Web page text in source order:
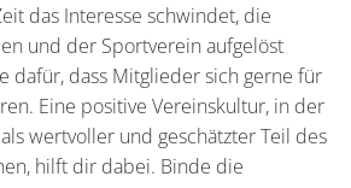
das Interesse schwindet, die
und der Sportverein aufgelöst
dafür, dass Mitglieder sich gerne für
Eine positive Vereinskultur, in der
wertvoller und geschätzter Teil des
hilft dir dabei. Binde die